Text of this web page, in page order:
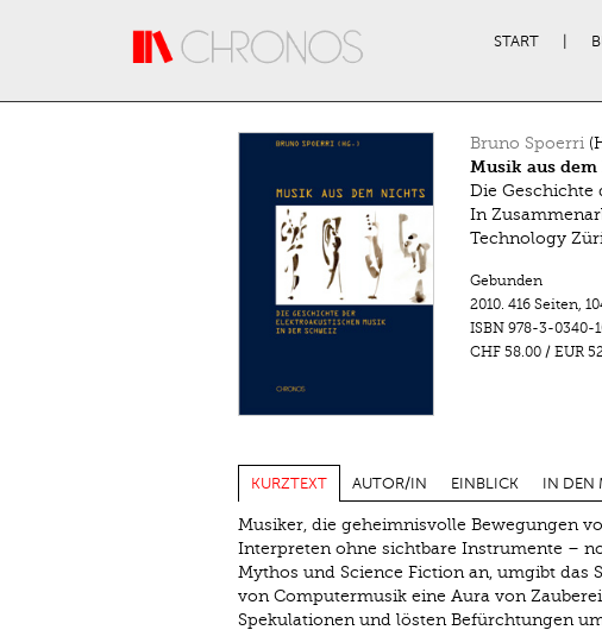
START
Bruno Spoerri
Musik aus
Die Geschichte
In
Technology
Gebunden
2010. 416 Seiten,
ISBN 978-3-0340-
CHF 58.00/ EUR
KURZTEXT AUTOR/IN EINBLICK IN DEN
Musiker, die geheimnisvolle Bewegungen
Interpreten ohne sichtbare Instrumente –
Mythos und Science Fiction an, umgibt
von Computermusik eine Aura von
Spekulationen und lösten Befürchtungen